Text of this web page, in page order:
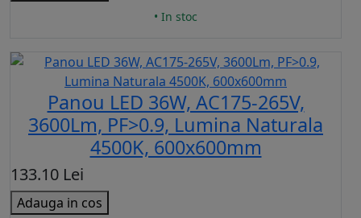
• In stoc
Panou LED 36W, AC175-265V,
3600Lm, PF>0.9, Lumina Naturala
4500K, 600x600mm
133.10 Lei
Adauga in cos